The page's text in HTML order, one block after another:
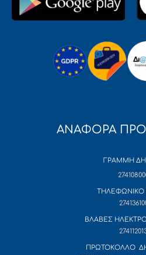
ΑΝΑΦΟΡΑ
ΓΡΑΜΜΗ
ΤΗΛΕΦΩΝΙΚΟ
ΒΛΑΒΕΣ
ΠΡΩΤΟΚΟΛΛΟ